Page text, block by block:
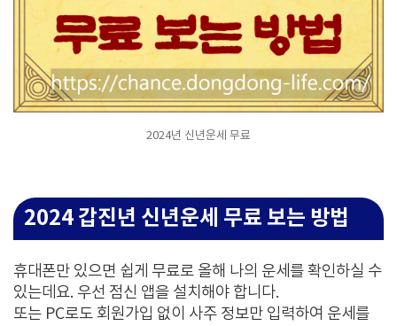
2024년 신년운세 무료
2024 갑진년 신년운세 무료 보는 방법
휴대폰만 있으면 쉽게 무료로 올해 나의 운세를 확인하실 수
있는데요. 우선 점신 앱을 설치해야 합니다.
또는 PC로도 회원가입 없이 사주 정보만 입력하여 운세를